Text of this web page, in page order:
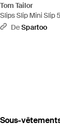
Tom Tailor
Slips Slip Mini Slip
DeSpartoo
‪Sous-